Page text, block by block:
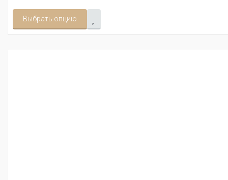
Выбрать опцию